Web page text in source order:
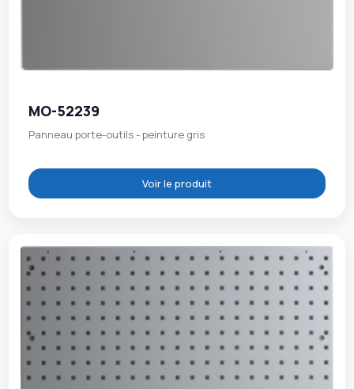
MO-52239
Panneau porte-outils - peinture gris
Voir le produit